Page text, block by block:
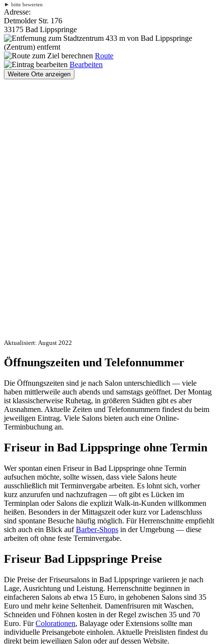
► bitte bewerten
Adresse:
Detmolder Str. 176
33175 Bad Lippspringe
433 m von Bad Lippspringe
(Zentrum) entfernt
Route
Bearbeiten
Weitere Orte anzeigen
Aktualisiert: August 2022
Öffnungszeiten und Telefonnummer
Die Öffnungszeiten sind je nach Salon unterschiedlich — viele
haben mittlerweile auch abends und samstags geöffnet. Der Montag
ist klassischerweise Ruhetag, in größeren Städten gibt es aber
Ausnahmen. Aktuelle Zeiten und Telefonnummern findest du beim
jeweiligen Eintrag. Viele Salons bieten auch eine Online-
Terminbuchung an.
Friseur in Bad Lippspringe ohne Termin
Wer spontan einen Friseur in Bad Lippspringe ohne Termin
aufsuchen möchte, sollte wissen, dass viele Salons heute
ausschließlich mit Terminvergabe arbeiten. Es lohnt sich, vorher
kurz anzurufen und nachzufragen — oft gibt es Lücken im
Terminplan oder Salons die explizit Walk-in-Kunden willkommen
heißen. Besonders in der Mittagszeit oder kurz vor Ladenschluss
sind spontane Besuche häufig möglich. Für Herrenschnitte empfiehlt
sich auch ein Blick aufBarber-Shops in der Umgebung — diese
arbeiten oft ohne feste Terminvergabe.
Friseur Bad Lippspringe Preise
Die Preise der Friseursalons in Bad Lippspringe variieren je nach
Lage, Ausrichtung und Leistung. Herrenschnitte beginnen in
einfacheren Salons ab etwa 15 Euro, in gehobenen Salons sind 35
Euro und mehr keine Seltenheit. Damenfrisuren mit Waschen,
Schneiden und Föhnen kosten in der Regel zwischen 35 und 70
Euro. FürColorationen, Balayage oder Extensions sollte man
individuelle Preisangebote einholen. Aktuelle Preislisten findest du
direkt beim jeweiligen Salon oder auf dessen Website.